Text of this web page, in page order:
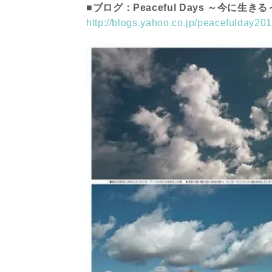
■ブログ：Peaceful Days ～今に生きる
http://blogs.yahoo.co.jp/